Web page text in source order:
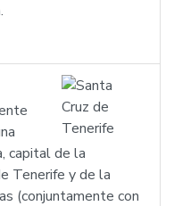
capital de la
Tenerife y de la
(conjuntamente con